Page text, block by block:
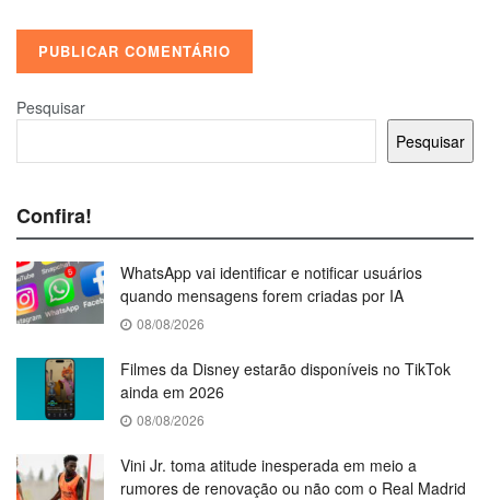
Pesquisar
Pesquisar
Confira!
WhatsApp vai identificar e notificar usuários
quando mensagens forem criadas por IA
08/08/2026
Filmes da Disney estarão disponíveis no TikTok
ainda em 2026
08/08/2026
Vini Jr. toma atitude inesperada em meio a
rumores de renovação ou não com o Real Madrid